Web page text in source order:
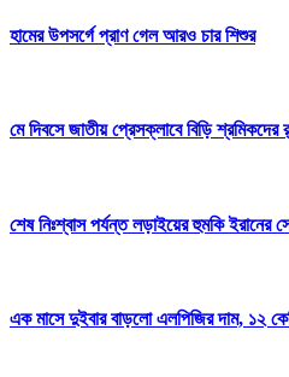
হামের উপসর্গে প্রাণ গেল আরও চার শিশুর
মে দিবসে জাতীয় প্রেসক্লাবে বিড়ি শ্রমিকদের
শেষ নিঃশ্বাস পর্যন্ত লড়াইয়ের হুমকি ইরানের
এক মাসে দুইবার বাড়লো এলপিজির দাম, ১২